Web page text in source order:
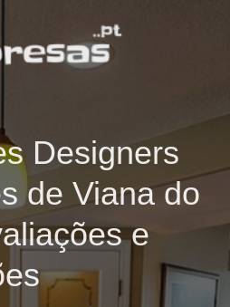
Designers
de Viana do
e